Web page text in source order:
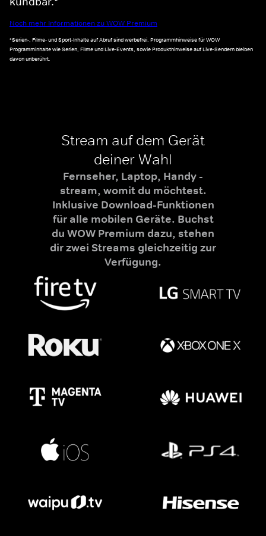
Noch mehr Informationen zu WOW Premium
*Serien-, Filme- und Sport-Inhalte auf Abruf sind werbefrei. Programmhinweise für WOW
Programminhalte wie Serien, Filme und Live-Events, sowie Produkthinweise auf Live-Sendern bleiben
davon unberührt.
Stream auf dem Gerät
deiner Wahl
Fernseher, Laptop, Handy -
stream, womit du möchtest.
Inklusive Download-Funktionen
für alle mobilen Geräte. Buchst
du WOW Premium dazu, stehen
dir zwei Streams gleichzeitig zur
Verfügung.